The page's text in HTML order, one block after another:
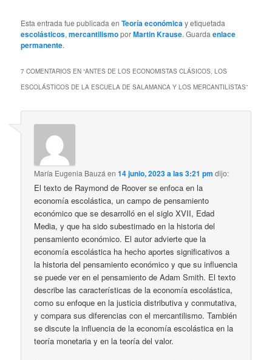
Esta entrada fue publicada enTeoría económicay etiquetada
escolásticos,mercantilismoporMartin Krause. Guardaenlace
permanente.
7 COMENTARIOS EN “ANTES DE LOS ECONOMISTAS CLÁSICOS, LOS
ESCOLÁSTICOS DE LA ESCUELA DE SALAMANCA Y LOS MERCANTILISTAS”
María Eugenia Bauzá en14 junio, 2023 a las 3:21 pm dijo:
El texto de Raymond de Roover se enfoca en la
economía escolástica, un campo de pensamiento
económico que se desarrolló en el siglo XVII, Edad
Media, y que ha sido subestimado en la historia del
pensamiento económico. El autor advierte que la
economía escolástica ha hecho aportes significativos a
la historia del pensamiento económico y que su influencia
se puede ver en el pensamiento de Adam Smith. El texto
describe las características de la economía escolástica,
como su enfoque en la justicia distributiva y conmutativa,
y compara sus diferencias con el mercantilismo. También
se discute la influencia de la economía escolástica en la
teoría monetaria y en la teoría del valor.